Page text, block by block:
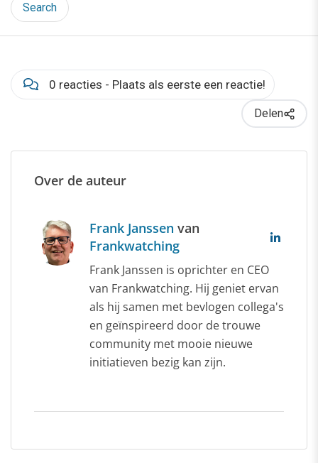
Search
0 reacties - Plaats als eerste een reactie!
Delen
Over de auteur
Frank Janssen van
Frankwatching
Frank Janssen is oprichter en CEO
van Frankwatching. Hij geniet ervan
als hij samen met bevlogen collega's
en geïnspireerd door de trouwe
community met mooie nieuwe
initiatieven bezig kan zijn.